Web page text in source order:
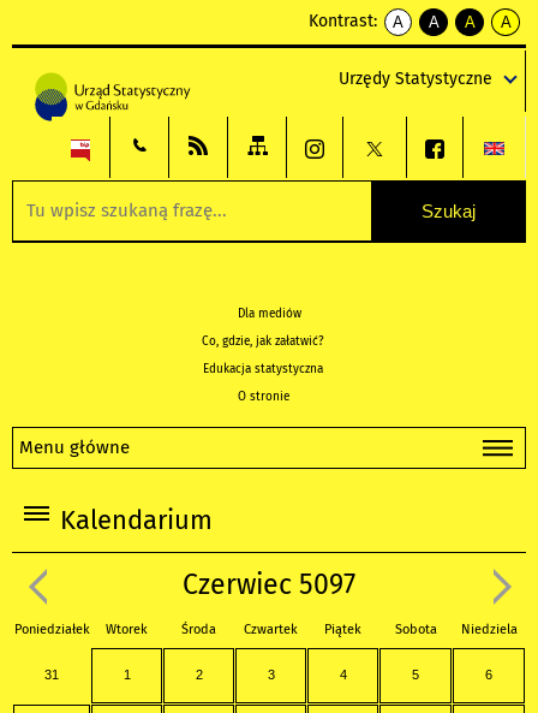
Kontrast:
A
kontrast
A
kontrast
tekst
czarnym
A
kontrast
tekst
czarnym
A
tekst
żółtym
Urzędy Statystyczne
Dla mediów
Co, gdzie, jak załatwić?
Edukacja statystyczna
O stronie
Menu główne
Kalendarium
Czerwiec 5097
Poniedziałek Wtorek Środa Czwartek Piątek Sobota Niedziela
31 1 2 3 4 5 6